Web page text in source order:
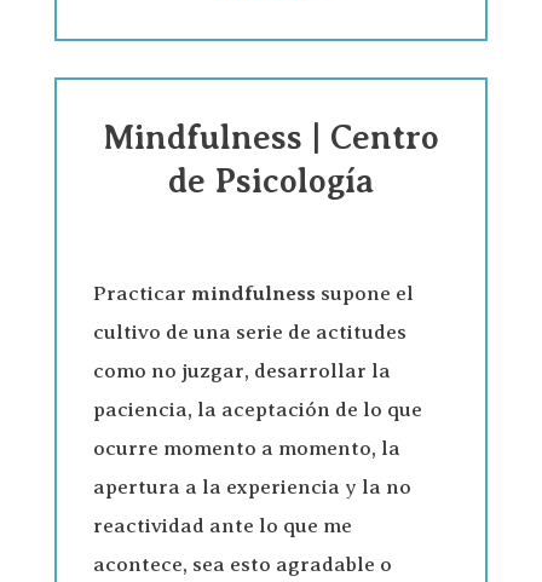
Mindfulness | Centro
de Psicología
Practicar mindfulnesssupone el
cultivo de una serie de actitudes
como no juzgar, desarrollar la
paciencia, la aceptación de lo que
ocurre momento a momento, la
apertura a la experiencia y la no
reactividad ante lo que me
acontece, sea esto agradable o